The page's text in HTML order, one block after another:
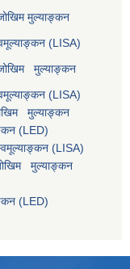
मुल्याङ्कन
(LISA)
मुल्याङ्कन
(LISA)
मुल्याङ्कन
(LED)
(LISA)
मुल्याङ्कन
(LED)